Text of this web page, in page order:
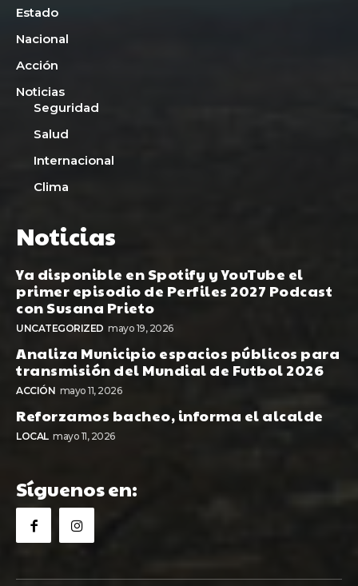
Estado
Nacional
Acción
Noticias
Seguridad
Salud
Internacional
Clima
Noticias
Ya disponible en Spotify y YouTube el
primer episodio de Perfiles 2027 Podcast
con Susana Prieto
UNCATEGORIZED mayo 19, 2026
Analiza Municipio espacios públicos para
transmisión del Mundial de Futbol 2026
ACCIÓN mayo 11, 2026
Reforzamos bacheo, informa el alcalde
LOCAL mayo 11, 2026
Síguenos en: